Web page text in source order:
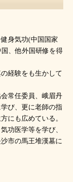
身気功(中国国家
、他外国研修を得
経験をも生かして
常任委員、峨眉丹
び、更に老師の指
にも広めている。
功医学等を学び、
市の馬王堆漢墓に